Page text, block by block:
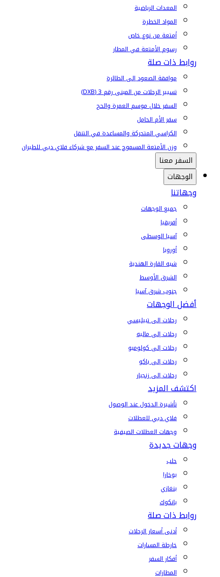
المعدات الرياضية
المواد الخطرة
أمتعة من نوع خاص
رسوم الأمتعة في المطار
روابط ذات صلة
موافقة الصعود إلى الطائرة
تسيير الرحلات من المبنى رقم 3 (DXB)
السفر خلال موسم العمرة والحج
سفر الأم الحامل
الكراسي المتحركة والمساعدة في التنقل
وزن الأمتعة المسموح عند السفر مع شركاء فلاي دبي للطيران
السفر معنا
الوجهات
وجهاتنا
جميع الوجهات
أفريقيا
آسيا الوسطى
أوروبا
شبه القارة الهندية
الشرق الأوسط
جنوب شرق آسيا
أفضل الوجهات
رحلات إلى تبيليسي
رحلات إلى ماليه
رحلات إلى كولومبو
رحلات إلى باكو
رحلات إلى زنجبار
اكتشف المزيد
تأشيرة الدخول عند الوصول
فلاي دبي للعطلات
وجهات العطلات الصيفية
وجهات جديدة
حلب
بوخارا
بنغازي
بانكوك
روابط ذات صلة
أدنى أسعار الرحلات
خارطة المسارات
أفكار السفر
المطارات